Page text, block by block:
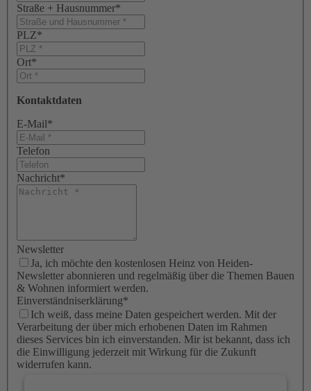
Straße + Hausnummer*
PLZ*
Ort*
Kontaktdaten
E-Mail*
Telefon
Nachricht*
Newsletter
Ja, ich möchte den kostenlosen Heinz von Heiden-
Newsletter abonnieren und regelmäßig über die Themen Bauen
& Wohnen informiert werden.
Einverständniserklärung*
Ich weiß, dass meine Daten gespeichert werden. Mit der
Verarbeitung der über mich erhobenen Daten im Rahmen
dieses Services bin ich einverstanden. Mir ist bekannt, dass ich
die Einwilligung jederzeit mit Wirkung für die Zukunft
widerrufen kann.